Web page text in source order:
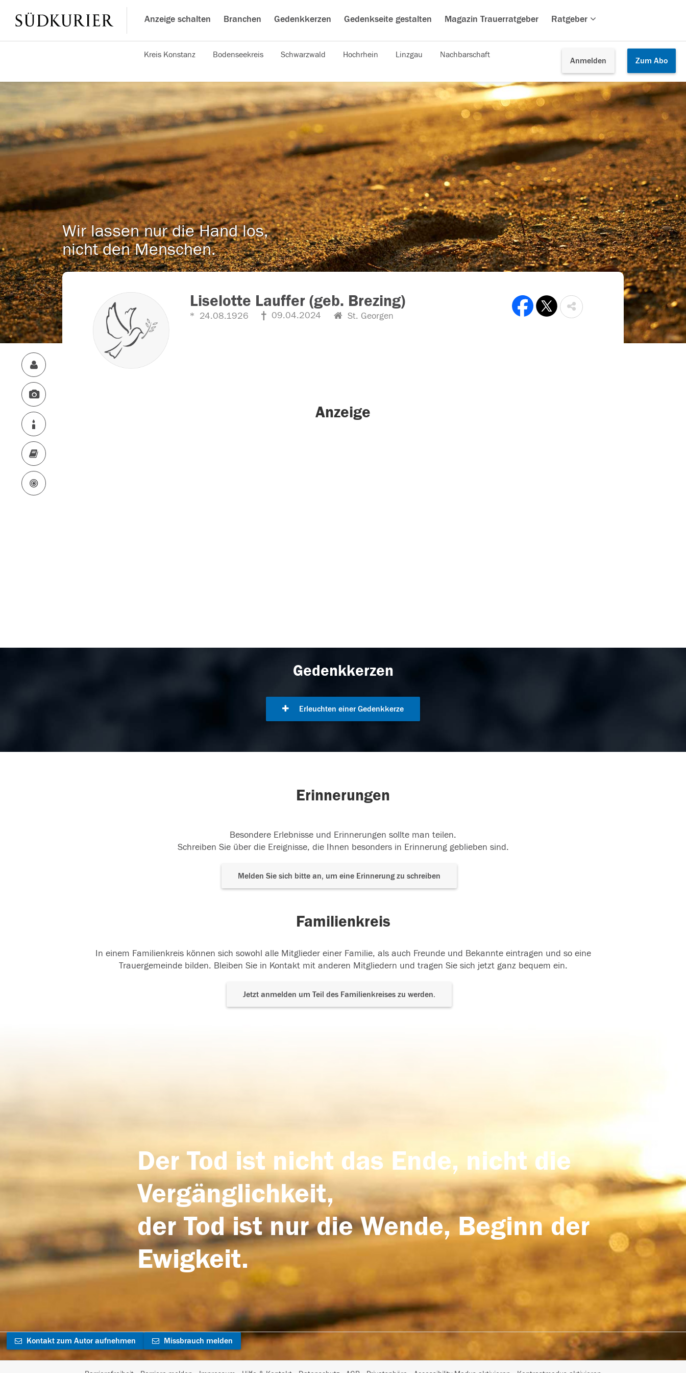
Anzeige schalten Branchen Gedenkkerzen Gedenkseite gestalten Magazin Trauerratgeber Ratgeber
Anmelden Zum Abo
Kreis Konstanz Bodenseekreis Schwarzwald Hochrhein Linzgau Nachbarschaft
Wir lassen nur die Hand los,
nicht den Menschen.
Liselotte Lauffer (geb. Brezing)
24.08.1926 09.04.2024 St. Georgen
Anzeige
Gedenkkerzen
Erleuchten einer Gedenkkerze
Erinnerungen
Besondere Erlebnisse und Erinnerungen sollte man teilen.
Schreiben Sie über die Ereignisse, die Ihnen besonders in Erinnerung geblieben sind.
Melden Sie sich bitte an, um eine Erinnerung zu schreiben
Familienkreis
In einem Familienkreis können sich sowohl alle Mitglieder einer Familie, als auch Freunde und Bekannte eintragen und so eine
Trauergemeinde bilden. Bleiben Sie in Kontakt mit anderen Mitgliedern und tragen Sie sich jetzt ganz bequem ein.
Jetzt anmelden um Teil des Familienkreises zu werden.
Der Tod ist nicht das Ende, nicht die
Vergänglichkeit,
der Tod ist nur die Wende, Beginn der
Ewigkeit.
Kontakt zum Autor aufnehmen Missbrauch melden